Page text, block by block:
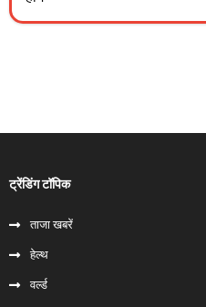
ट्रेंडिंग टॉपिक
ताजा खबरें
हेल्‍थ
वर्ल्ड